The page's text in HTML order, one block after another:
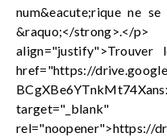
num&eacute;rique ne
&raquo;</
href="https://
target="_blank"
rel="noopener">https://